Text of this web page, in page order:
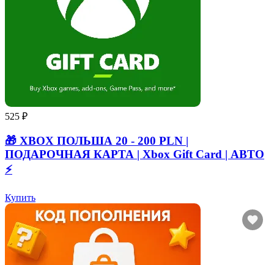
525 ₽
🎁 XBOX ПОЛЬША 20 - 200 PLN |
ПОДАРОЧНАЯ КАРТА | Xbox Gift Card | АВТО
⚡
Купить